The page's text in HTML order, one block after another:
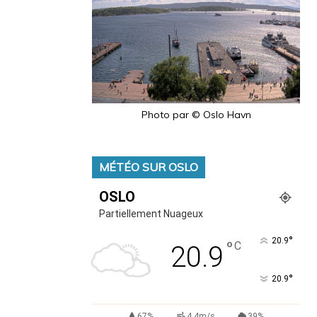
Photo par © Oslo Havn
MÉTÉO SUR OSLO
OSLO
Partiellement Nuageux
20.9 °C 20.9°
20.9°